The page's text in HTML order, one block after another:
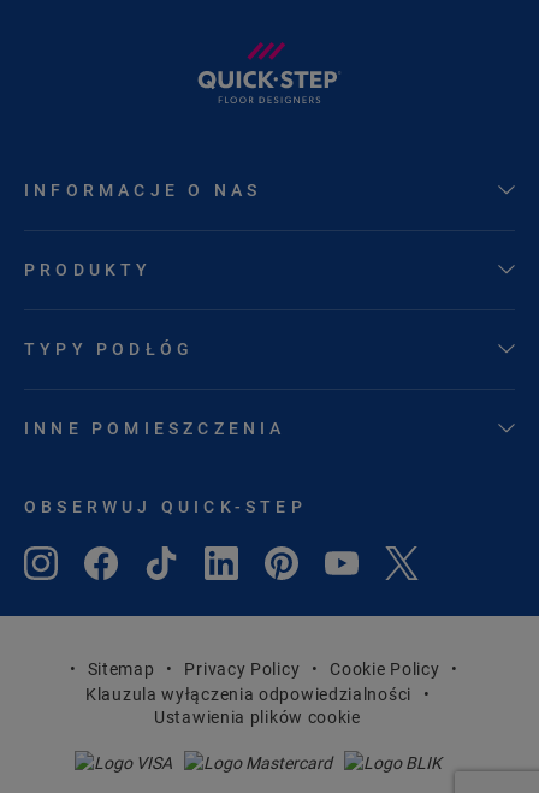
INFORMACJE O NAS
PRODUKTY
TYPY PODŁÓG
INNE POMIESZCZENIA
OBSERWUJ QUICK-STEP
Sitemap Privacy Policy
Cookie Policy
Klauzula wyłączenia odpowiedzialności
Ustawienia plików cookie